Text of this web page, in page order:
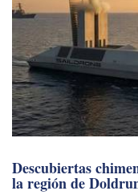
Descubiertas
la región de